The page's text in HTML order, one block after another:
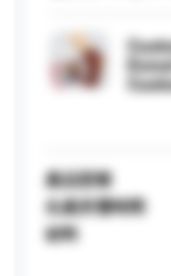
產品型號
生產所需時間
材料